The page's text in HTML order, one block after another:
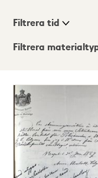
Visningsläge
Lista
Filtrera tid
Filtrera
träffar